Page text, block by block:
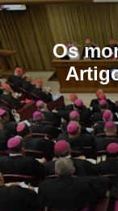
Os